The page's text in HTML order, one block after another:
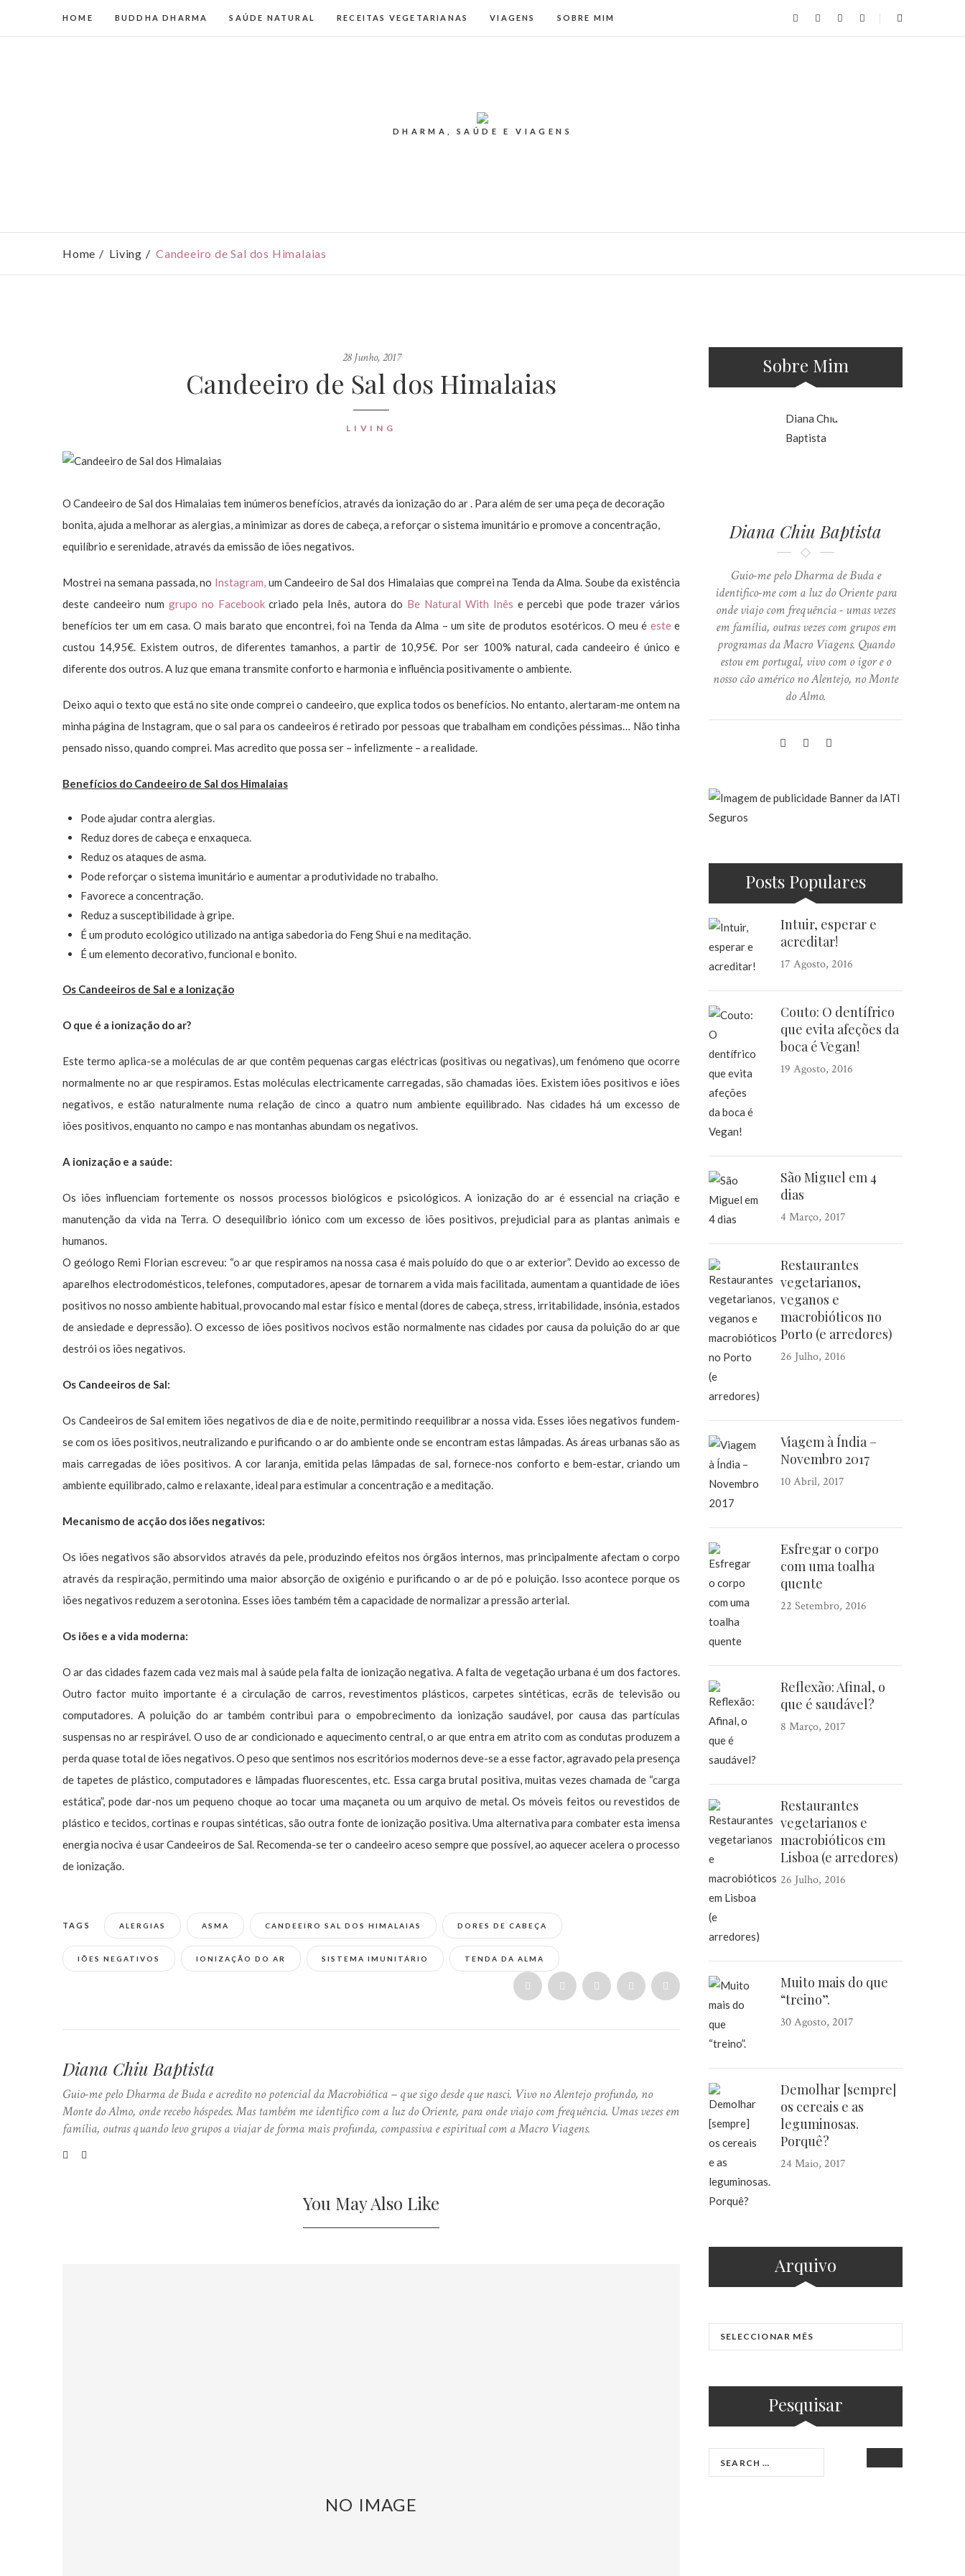
HOME BUDDHA DHARMA SAÚDE NATURAL RECEITAS VEGETARIANAS VIAGENS SOBRE MIM
DHARMA, SAÚDE E VIAGENS
Home Living Candeeiro de Sal dos Himalaias
28 Junho, 2017
Candeeiro de Sal dos Himalaias
LIVING
O Candeeiro de Sal dos Himalaias tem inúmeros benefícios, através da ionização do ar . Para além de ser uma peça de decoração
bonita, ajuda a melhorar as alergias, a minimizar as dores de cabeça, a reforçar o sistema imunitário e promove a concentração,
equilíbrio e serenidade, através da emissão de iões negativos.
Mostrei na semana passada, no Instagram, um Candeeiro de Sal dos Himalaias que comprei na Tenda da Alma. Soube da existência
deste candeeiro num grupo no Facebookcriado pela Inês, autora do Be Natural With Inês e percebi que pode trazer vários
benefícios ter um em casa. O mais barato que encontrei, foi na Tenda da Alma – um site de produtos esotéricos. O meu é estee
custou 14,95€. Existem outros, de diferentes tamanhos, a partir de 10,95€. Por ser 100% natural, cada candeeiro é único e
diferente dos outros. A luz que emana transmite conforto e harmonia e influência positivamente o ambiente.
Deixo aqui o texto que está no site onde comprei o candeeiro, que explica todos os benefícios. No entanto, alertaram-me ontem na
minha página de Instagram, que o sal para os candeeiros é retirado por pessoas que trabalham em condições péssimas… Não tinha
pensado nisso, quando comprei. Mas acredito que possa ser – infelizmente – a realidade.
Benefícios do Candeeiro de Sal dos Himalaias
Pode ajudar contra alergias.
Reduz dores de cabeça e enxaqueca.
Reduz os ataques de asma.
Pode reforçar o sistema imunitário e aumentar a produtividade no trabalho.
Favorece a concentração.
Reduz a susceptibilidade à gripe.
É um produto ecológico utilizado na antiga sabedoria do Feng Shui e na meditação.
É um elemento decorativo, funcional e bonito.
Os Candeeiros de Sal e a Ionização
O que é a ionização do ar?
Este termo aplica-se a moléculas de ar que contêm pequenas cargas eléctricas (positivas ou negativas), um fenómeno que ocorre
normalmente no ar que respiramos. Estas moléculas electricamente carregadas, são chamadas iões. Existem iões positivos e iões
negativos, e estão naturalmente numa relação de cinco a quatro num ambiente equilibrado. Nas cidades há um excesso de
iões positivos, enquanto no campo e nas montanhas abundam os negativos.
A ionização e a saúde:
Os iões influenciam fortemente os nossos processos biológicos e psicológicos. A ionização do ar é essencial na criação e
manutenção da vida na Terra. O desequilíbrio iónico com um excesso de iões positivos, prejudicial para as plantas animais e
humanos.
O geólogo Remi Florian escreveu: “o ar que respiramos na nossa casa é mais poluído do que o ar exterior”. Devido ao excesso de
aparelhos electrodomésticos, telefones, computadores, apesar de tornarem a vida mais facilitada, aumentam a quantidade de iões
positivos no nosso ambiente habitual, provocando mal estar físico e mental (dores de cabeça, stress, irritabilidade, insónia, estados
de ansiedade e depressão). O excesso de iões positivos nocivos estão normalmente nas cidades por causa da poluição do ar que
destrói os iões negativos.
Os Candeeiros de Sal:
Os Candeeiros de Sal emitem iões negativos de dia e de noite, permitindo reequilibrar a nossa vida. Esses iões negativos fundem-
se com os iões positivos, neutralizando e purificando o ar do ambiente onde se encontram estas lâmpadas. As áreas urbanas são as
mais carregadas de iões positivos. A cor laranja, emitida pelas lâmpadas de sal, fornece-nos conforto e bem-estar, criando um
ambiente equilibrado, calmo e relaxante, ideal para estimular a concentração e a meditação.
Mecanismo de acção dos iões negativos:
Os iões negativos são absorvidos através da pele, produzindo efeitos nos órgãos internos, mas principalmente afectam o corpo
através da respiração, permitindo uma maior absorção de oxigénio e purificando o ar de pó e poluição. Isso acontece porque os
iões negativos reduzem a serotonina. Esses iões também têm a capacidade de normalizar a pressão arterial.
Os iões e a vida moderna:
O ar das cidades fazem cada vez mais mal à saúde pela falta de ionização negativa. A falta de vegetação urbana é um dos factores.
Outro factor muito importante é a circulação de carros, revestimentos plásticos, carpetes sintéticas, ecrãs de televisão ou
computadores. A poluição do ar também contribui para o empobrecimento da ionização saudável, por causa das partículas
suspensas no ar respirável. O uso de ar condicionado e aquecimento central, o ar que entra em atrito com as condutas produzem a
perda quase total de iões negativos. O peso que sentimos nos escritórios modernos deve-se a esse factor, agravado pela presença
de tapetes de plástico, computadores e lâmpadas fluorescentes, etc. Essa carga brutal positiva, muitas vezes chamada de “carga
estática”, pode dar-nos um pequeno choque ao tocar uma maçaneta ou um arquivo de metal. Os móveis feitos ou revestidos de
plástico e tecidos, cortinas e roupas sintéticas, são outra fonte de ionização positiva. Uma alternativa para combater esta imensa
energia nociva é usar Candeeiros de Sal. Recomenda-se ter o candeeiro aceso sempre que possível, ao aquecer acelera o processo
de ionização.
TAGS ALERGIAS ASMA CANDEEIRO SAL DOS HIMALAIAS DORES DE CABEÇA
IÕES NEGATIVOS IONIZAÇÃO DO AR SISTEMA IMUNITÁRIO TENDA DA ALMA
Diana Chiu Baptista
Guio-me pelo Dharma de Buda e acredito no potencial da Macrobiótica – que sigo desde que nasci. Vivo no Alentejo profundo, no
Monte do Almo, onde recebo hóspedes. Mas também me identifico com a luz do Oriente, para onde viajo com frequência. Umas vezes em
família, outras quando levo grupos a viajar de forma mais profunda, compassiva e espiritual com a Macro Viagens.
You May Also Like
NO IMAGE
Sobre Mim
Diana Chiu Baptista
Guio-me pelo Dharma de Buda e
identifico-me com a luz do Oriente para
onde viajo com frequência - umas vezes
em família, outras vezes com grupos em
programas da Macro Viagens. Quando
estou em portugal, vivo com o igor e o
nosso cão américo no Alentejo, no Monte
do Almo.
Posts Populares
Intuir, esperar e
acreditar!
17 Agosto, 2016
Couto: O dentífrico
que evita afeções da
boca é Vegan!
19 Agosto, 2016
São Miguel em 4
dias
4 Março, 2017
Restaurantes
vegetarianos,
veganos e
macrobióticos no
Porto (e arredores)
26 Julho, 2016
Viagem à Índia –
Novembro 2017
10 Abril, 2017
Esfregar o corpo
com uma toalha
quente
22 Setembro, 2016
Reflexão: Afinal, o
que é saudável?
8 Março, 2017
Restaurantes
vegetarianos e
macrobióticos em
Lisboa (e arredores)
26 Julho, 2016
Muito mais do que
“treino”.
30 Agosto, 2017
Demolhar [sempre]
os cereais e as
leguminosas.
Porquê?
24 Maio, 2017
Arquivo
Pesquisar